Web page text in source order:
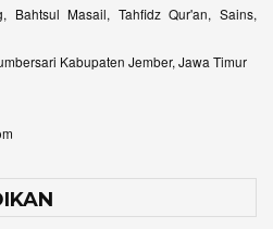
Bahtsul Masail, Tahfidz Qur'an, Sains,
Kabupaten Jember, Jawa Timur